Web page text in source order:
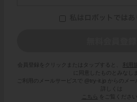
会員登録をクリックまたはタップすると、
利用
に同意したものとみなし
ご利用のメールサービスで @try-it.jp からのメー
詳しくは
こちら
をご覧ください